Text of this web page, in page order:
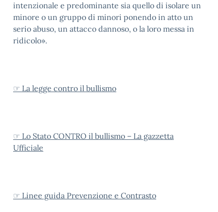
intenzionale e predominante sia quello di isolare un
minore o un gruppo di minori ponendo in atto un
serio abuso, un attacco dannoso, o la loro messa in
ridicolo».
☞ La legge contro il bullismo
☞ Lo Stato CONTRO il bullismo – La gazzetta
Ufficiale
☞ Linee guida Prevenzione e Contrasto